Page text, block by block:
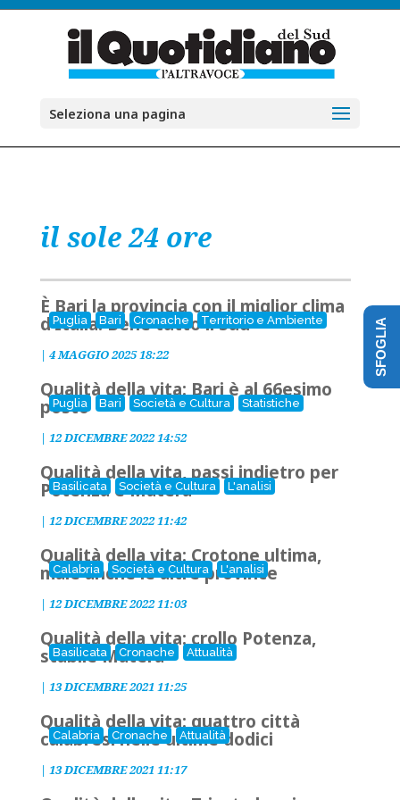
Seleziona una pagina
il sole 24 ore
Puglia Bari Cronache Territorio e Ambiente
È Bari la provincia con il miglior clima
d’Italia. Bene tutto il Sud
| 4 MAGGIO 2025 18:22
Puglia Bari Società e Cultura Statistiche
Qualità della vita: Bari è al 66esimo
posto
| 12 DICEMBRE 2022 14:52
Basilicata Società e Cultura L'analisi
Qualità della vita, passi indietro per
Potenza e Matera
| 12 DICEMBRE 2022 11:42
Calabria Società e Cultura L'analisi
Qualità della vita: Crotone ultima,
male anche le altre province
| 12 DICEMBRE 2022 11:03
Basilicata Cronache Attualità
Qualità della vita: crollo Potenza,
stabile Matera
| 13 DICEMBRE 2021 11:25
Calabria Cronache Attualità
Qualità della vita: quattro città
calabresi nelle ultime dodici
| 13 DICEMBRE 2021 11:17
SFOGLIA